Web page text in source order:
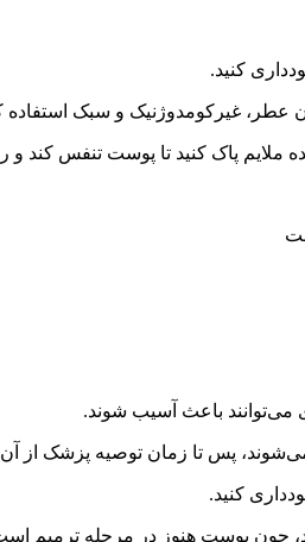
عطر، غیرکومدوژنیک و سبک استفاده
ملایم پاک کنید تا پوست تنفس کند و
باعث آسیب شوند.
پس تا زمان توصیه پزشک از
کنید.
چون پوست هنوز در مرحله ترمیم